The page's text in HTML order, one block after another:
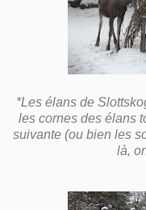
*Les élans de
les cornes des élans
suivante (ou bien les
là,